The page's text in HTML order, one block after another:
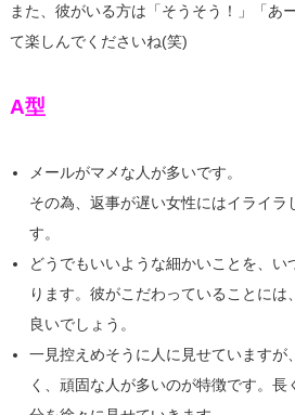
また、彼がいる方は「そうそう！」「あ
て楽しんでくださいね(笑)
A型
メールがマメな人が多いです。
その為、返事が遅い女性にはイライラ
す。
どうでもいいような細かいことを、い
ります。彼がこだわっていることに
良いでしょう。
一見控えめそうに人に見せていますが
く、頑固な人が多いのが特徴です。長